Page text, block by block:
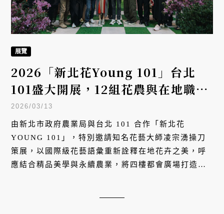
展覽
2026「新北花Young 101」台北
101盛大開展，12組花農與在地職人
共綻土地芬芳
2026/03/13
由新北市政府農業局與台北 101 合作「新北花
YOUNG 101」，特別邀請知名花藝大師凌宗湧操刀
策展，以國際級花藝語彙重新詮釋在地花卉之美，呼
應結合精品美學與永續農業，將四樓都會廣場打造成